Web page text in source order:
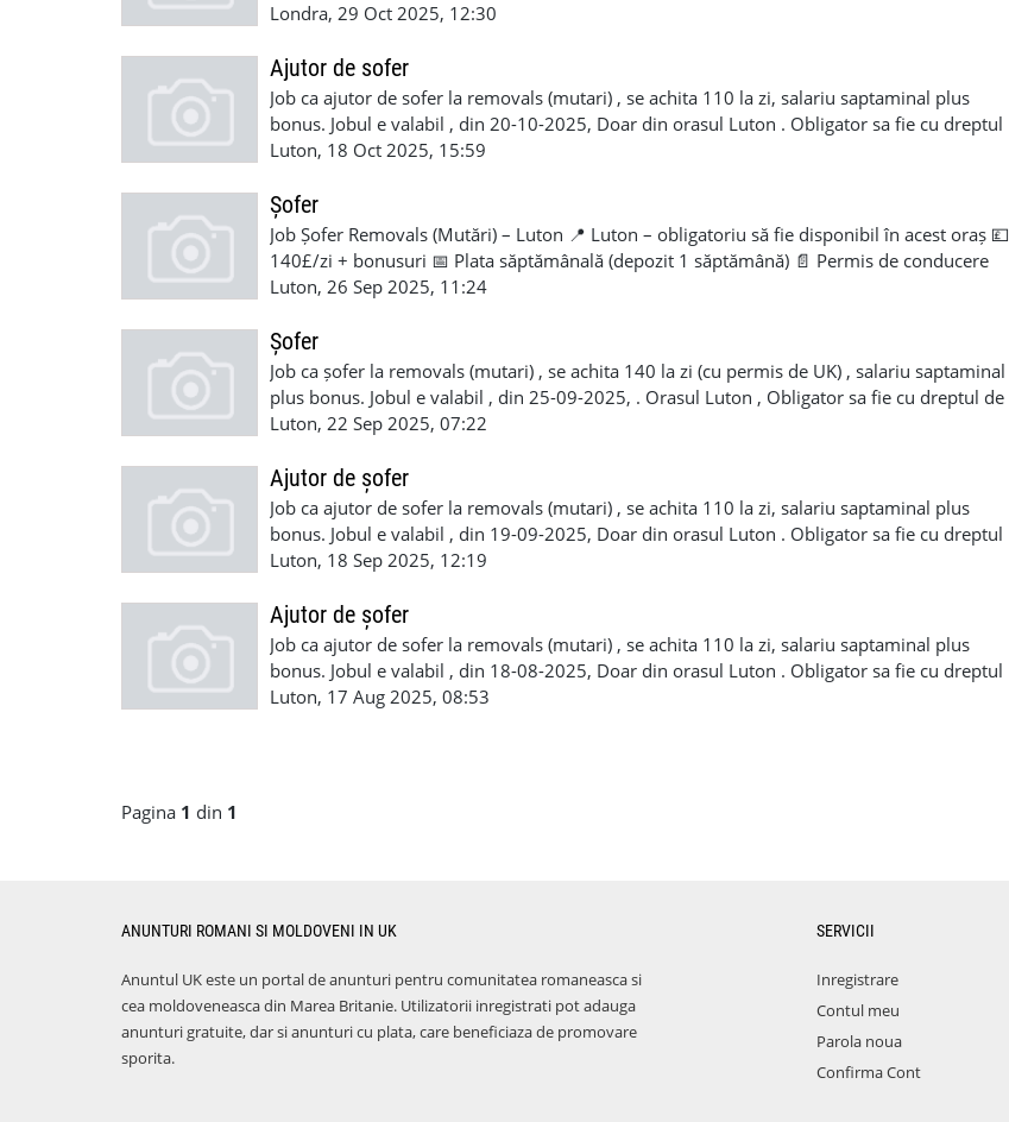
dreptul de a munci in UK Plata saptaminal , depozit 1 saptamana. Tell de contact pe
Londra, 29 Oct 2025, 12:30
Ajutor de sofer
Job ca ajutor de sofer la removals (mutari) , se achita 110 la zi, salariu saptaminal plus
bonus. Jobul e valabil , din 20-10-2025, Doar din orasul Luton . Obligator sa fie cu dreptul
de a munci in UK Plata saptaminal , depozit 1 saptamana. Tell de contact pe WhatsApp
Luton, 18 Oct 2025, 15:59
Șofer
Job Șofer Removals (Mutări) – Luton 📍 Luton – obligatoriu să fie disponibil în acest oraș 💷
140£/zi + bonusuri 📅 Plata săptămânală (depozit 1 săptămână) 📄 Permis de conducere
UK necesar ✅ Drept de muncă în UK obligatoriu 📲 Contact WhatsApp: +44 7754 269573 /
Luton, 26 Sep 2025, 11:24
Șofer
Job ca șofer la removals (mutari) , se achita 140 la zi (cu permis de UK) , salariu saptaminal
plus bonus. Jobul e valabil , din 25-09-2025, . Orasul Luton , Obligator sa fie cu dreptul de
a munci in UK Plata saptaminal , depozit 1 saptamana. Tell de contact pe WhatsApp
Luton, 22 Sep 2025, 07:22
Ajutor de șofer
Job ca ajutor de sofer la removals (mutari) , se achita 110 la zi, salariu saptaminal plus
bonus. Jobul e valabil , din 19-09-2025, Doar din orasul Luton . Obligator sa fie cu dreptul
de a munci in UK Plata saptaminal , depozit 1 saptamana. Tell de contact pe WhatsApp
Luton, 18 Sep 2025, 12:19
Ajutor de șofer
Job ca ajutor de sofer la removals (mutari) , se achita 110 la zi, salariu saptaminal plus
bonus. Jobul e valabil , din 18-08-2025, Doar din orasul Luton . Obligator sa fie cu dreptul
de a munci in UK Plata saptaminal , depozit 1 saptamana. Tell de contact pe WhatsApp
Luton, 17 Aug 2025, 08:53
Pagina 1 din 1
ANUNTURI ROMANI SI MOLDOVENI IN UK
Anuntul UK este un portal de anunturi pentru comunitatea romaneasca si
cea moldoveneasca din Marea Britanie. Utilizatorii inregistrati pot adauga
anunturi gratuite, dar si anunturi cu plata, care beneficiaza de promovare
sporita.
SERVICII
Inregistrare
Contul meu
Parola noua
Confirma Cont